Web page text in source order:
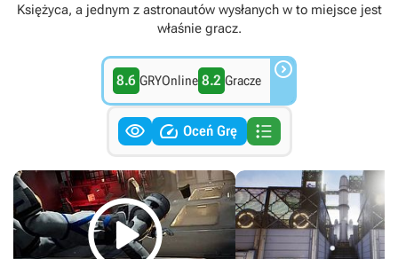
Księżyca, a jednym z astronautów wysłanych w to miejsce jest
właśnie gracz.
8.6 GRYOnline 8.2 Gracze 
  Oceń Grę 
